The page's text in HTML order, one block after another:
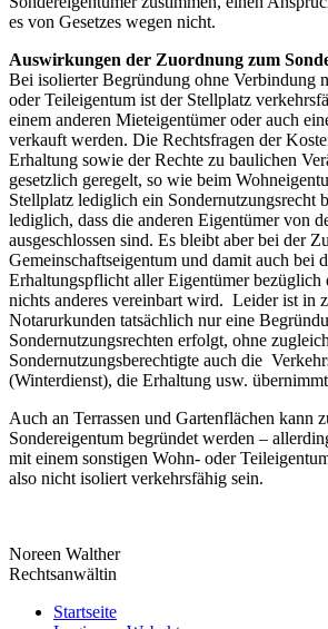
es von Gesetzes wegen nicht.
Auswirkungen der Zuordnung zum
Bei isolierter Begründung ohne Verbindung
oder Teileigentum ist der Stellplatz
einem anderen Mieteigentümer oder auch
verkauft werden. Die Rechtsfragen der
Erhaltung sowie der Rechte zu baulichen
gesetzlich geregelt, so wie beim
Stellplatz lediglich ein Sondernutzungsrecht
lediglich, dass die anderen Eigentümer von
ausgeschlossen sind. Es bleibt aber bei der
Gemeinschaftseigentum und damit auch bei
Erhaltungspflicht aller Eigentümer bezüglich
nichts anderes vereinbart wird. Leider ist in
Notarurkunden tatsächlich nur eine
Sondernutzungsrechten erfolgt, ohne
Sondernutzungsberechtigte auch die
(Winterdienst), die Erhaltung usw.
Auch an Terrassen und Gartenflächen kann
Sondereigentum begründet werden –
mit einem sonstigen Wohn- oder
also nicht isoliert verkehrsfähig sein.
Noreen Walther
Rechtsanwältin
Startseite